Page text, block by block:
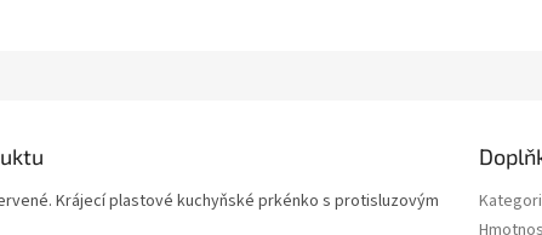
Krájecí plastové kuchyňské prkénko s protisluzovým